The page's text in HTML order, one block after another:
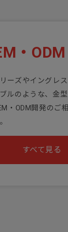
・
ーズやイングレ
ルのような、金
・ODM開発のご
すべて見る